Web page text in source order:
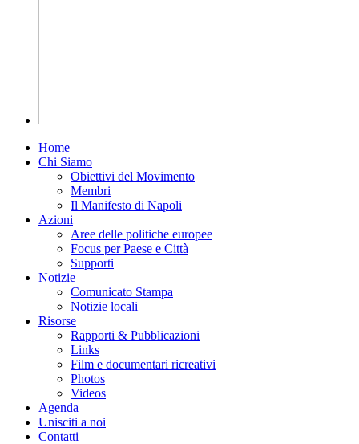
Home
Chi Siamo
Obiettivi del Movimento
Membri
Il Manifesto di Napoli
Azioni
Aree delle politiche europee
Focus per Paese e Città
Supporti
Notizie
Comunicato Stampa
Notizie locali
Risorse
Rapporti & Pubblicazioni
Links
Film e documentari ricreativi
Photos
Videos
Agenda
Unisciti a noi
Contatti